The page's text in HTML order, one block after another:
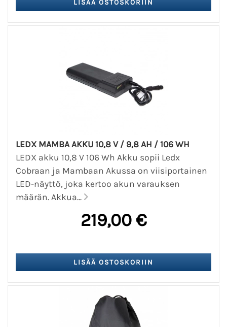
LEDX MAMBA AKKU 10,8 V / 9,8 AH / 106 WH
LEDX akku 10,8 V 106 Wh Akku sopii Ledx
Cobraan ja Mambaan Akussa on viisiportainen
LED-näyttö, joka kertoo akun varauksen
määrän. Akkua...
219,00 €